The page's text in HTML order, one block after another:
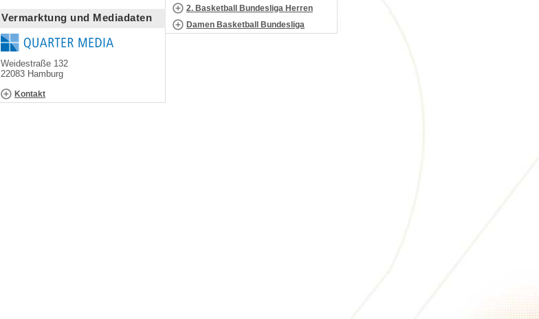
Vermarktung und Mediadaten
Weidestraße 132
22083 Hamburg
Kontakt
2. Basketball Bundesliga Herren
Damen Basketball Bundesliga